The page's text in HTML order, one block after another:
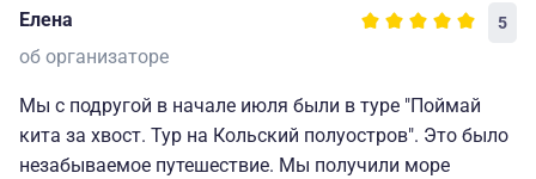
Елена 5
об организаторе
Мы с подругой в начале июля были в туре "Поймай
кита за хвост. Тур на Кольский полуостров". Это было
незабываемое путешествие. Мы получили море